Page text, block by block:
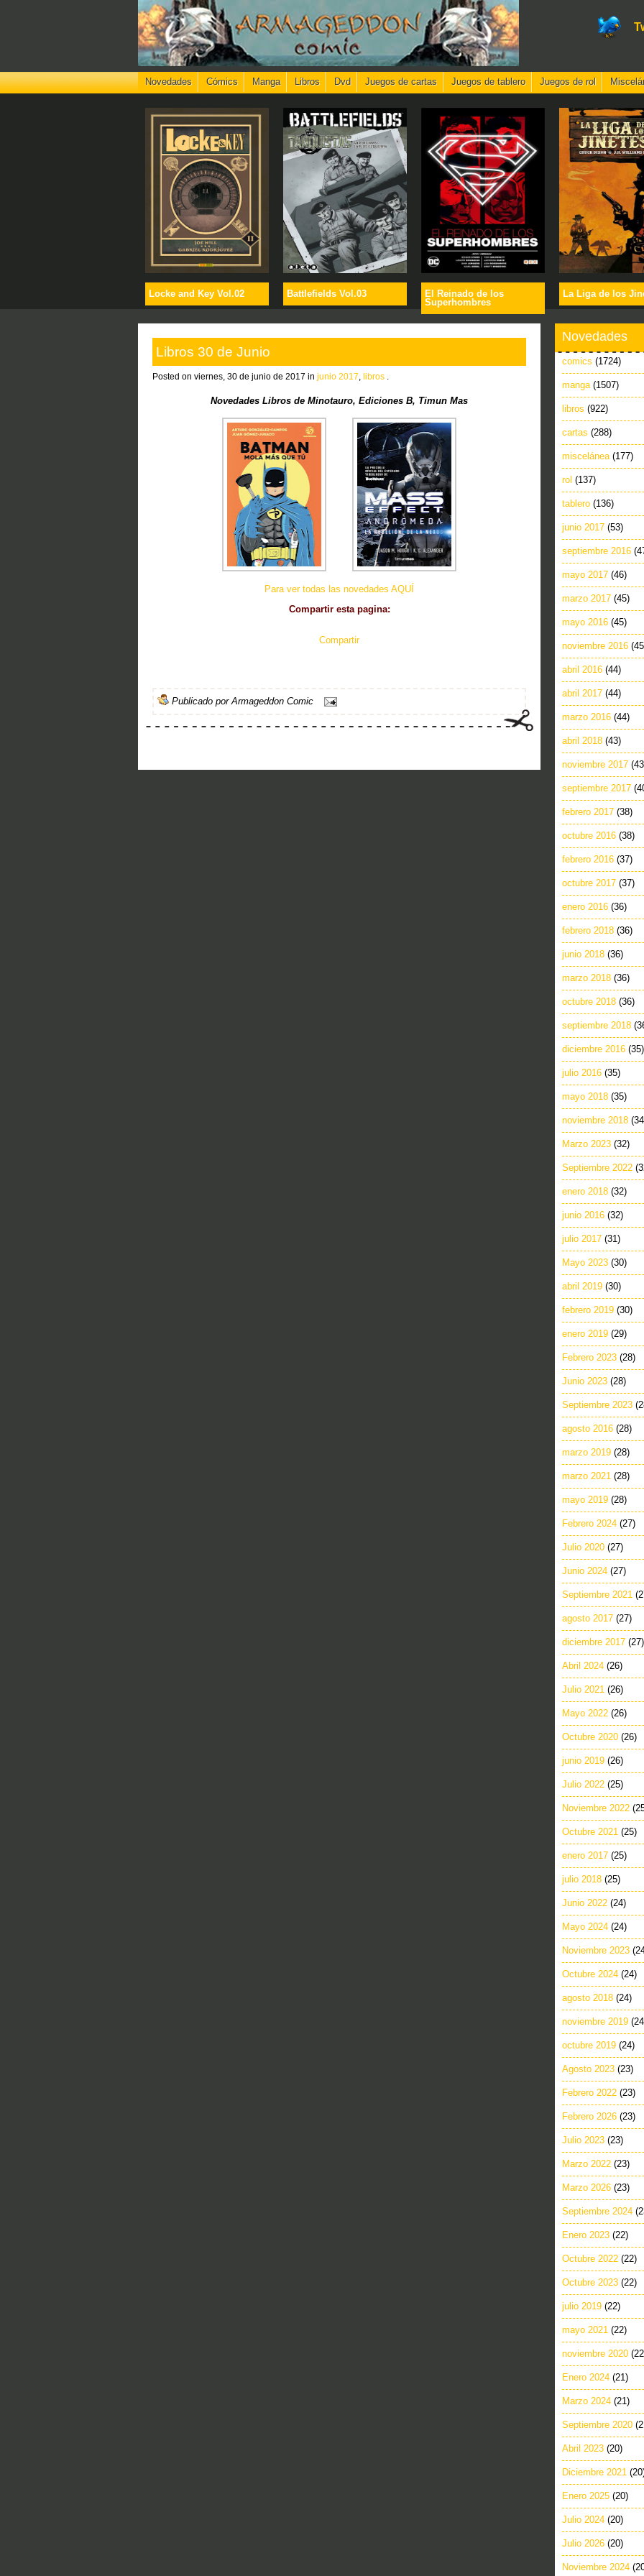
Novedades Cómics Manga Libros Dvd Juegos de cartas Juegos de tablero Juegos de rol
Locke and Key Vol.02 Battlefields Vol.03
El Reinado de los
Superhombres
La Liga de los
Libros 30 de Junio
Posted on viernes, 30 de junio de 2017 in junio 2017 libros
Novedades Libros de Minotauro, Ediciones B, Timun Mas
Para ver todas las novedades AQUÍ
Compartir esta pagina:
Compartir
Publicado porArmageddon Comic
Novedades
comics (1724)
manga (1507)
libros (922)
cartas (288)
miscelánea (177)
rol (137)
tablero (136)
junio 2017 (53)
septiembre 2016
mayo 2017 (46)
marzo 2017 (45)
mayo 2016 (45)
noviembre 2016
abril 2016 (44)
abril 2017 (44)
marzo 2016 (44)
abril 2018 (43)
noviembre 2017
septiembre 2017
febrero 2017 (38)
octubre 2016 (38)
febrero 2016 (37)
octubre 2017 (37)
enero 2016 (36)
febrero 2018 (36)
junio 2018 (36)
marzo 2018 (36)
octubre 2018 (36)
septiembre 2018
diciembre 2016 (35)
julio 2016 (35)
mayo 2018 (35)
noviembre 2018
Marzo 2023 (32)
Septiembre 2022
enero 2018 (32)
junio 2016 (32)
julio 2017 (31)
Mayo 2023 (30)
abril 2019 (30)
febrero 2019 (30)
enero 2019 (29)
Febrero 2023 (28)
Junio 2023 (28)
Septiembre 2023
agosto 2016 (28)
marzo 2019 (28)
marzo 2021 (28)
mayo 2019 (28)
Febrero 2024 (27)
Julio 2020 (27)
Junio 2024 (27)
Septiembre 2021
agosto 2017 (27)
diciembre 2017 (27)
Abril 2024 (26)
Julio 2021 (26)
Mayo 2022 (26)
Octubre 2020 (26)
junio 2019 (26)
Julio 2022 (25)
Noviembre 2022
Octubre 2021 (25)
enero 2017 (25)
julio 2018 (25)
Junio 2022 (24)
Mayo 2024 (24)
Noviembre 2023
Octubre 2024 (24)
agosto 2018 (24)
noviembre 2019
octubre 2019 (24)
Agosto 2023 (23)
Febrero 2022 (23)
Febrero 2026 (23)
Julio 2023 (23)
Marzo 2022 (23)
Marzo 2026 (23)
Septiembre 2024
Enero 2023 (22)
Octubre 2022 (22)
Octubre 2023 (22)
julio 2019 (22)
mayo 2021 (22)
noviembre 2020
Enero 2024 (21)
Marzo 2024 (21)
Septiembre 2020
Abril 2023 (20)
Diciembre 2021
Enero 2025 (20)
Julio 2024 (20)
Julio 2026 (20)
Noviembre 2024